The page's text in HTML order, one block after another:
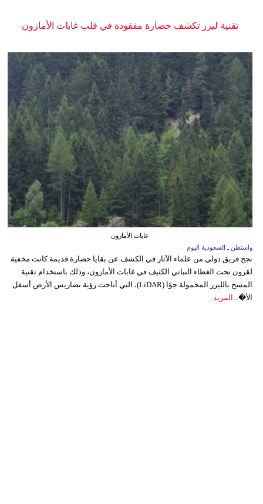
تقنية ليزر تكشف حضارة مفقودة في قلب غابات الأمازون
غابات الأمازون
واشنطن ـ السعودية اليوم
نجح فريق دولي من علماء الآثار في الكشف عن بقايا حضارة قديمة كانت مخفية
لقرون تحت الغطاء النباتي الكثيف في غابات الأمازون، وذلك باستخدام تقنية
المسح بالليزر المحمولة جوًا (LiDAR)، التي أتاحت رؤية تضاريس الأرض أسفل
الأ�... المزيد